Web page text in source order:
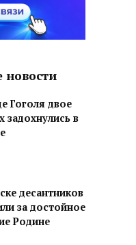
Гоголя двое
задохнулись в
десантников
за достойное
Родине